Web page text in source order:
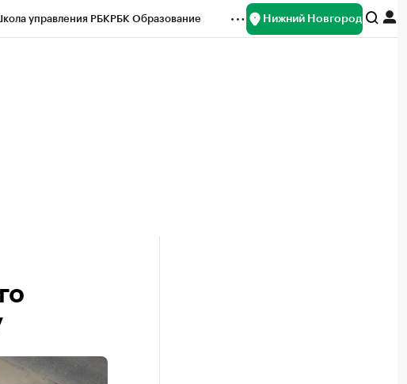
управления РБКРБК Образование Нижний Новгород